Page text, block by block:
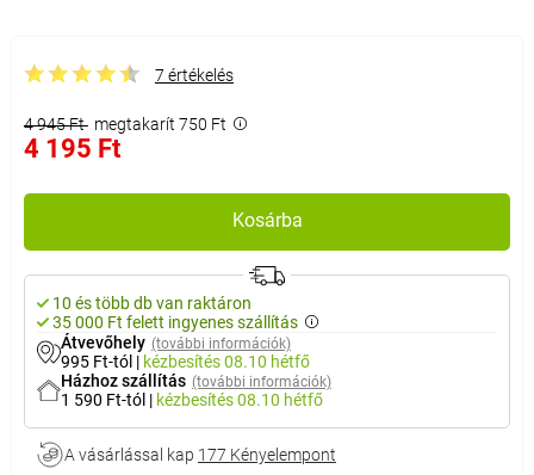
7 értékelés
4 945 Ft megtakarít 750 Ft
4 195 Ft
Kosárba
10 és több db van raktáron
35 000 Ft felett ingyenes szállítás
Átvevőhely (további információk)
995 Ft-tól | kézbesítés08.10 hétfő
Házhoz szállítás (további információk)
1 590 Ft-tól | kézbesítés08.10 hétfő
A vásárlással kap 177 Kényelempont